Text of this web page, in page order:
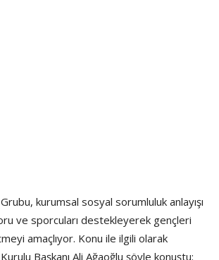
kurumsal sosyal sorumluluk anlayışı
ve sporcuları destekleyerek gençleri
amaçlıyor. Konu ile ilgili olarak
Başkanı Ali Ağaoğlu şöyle konuştu: